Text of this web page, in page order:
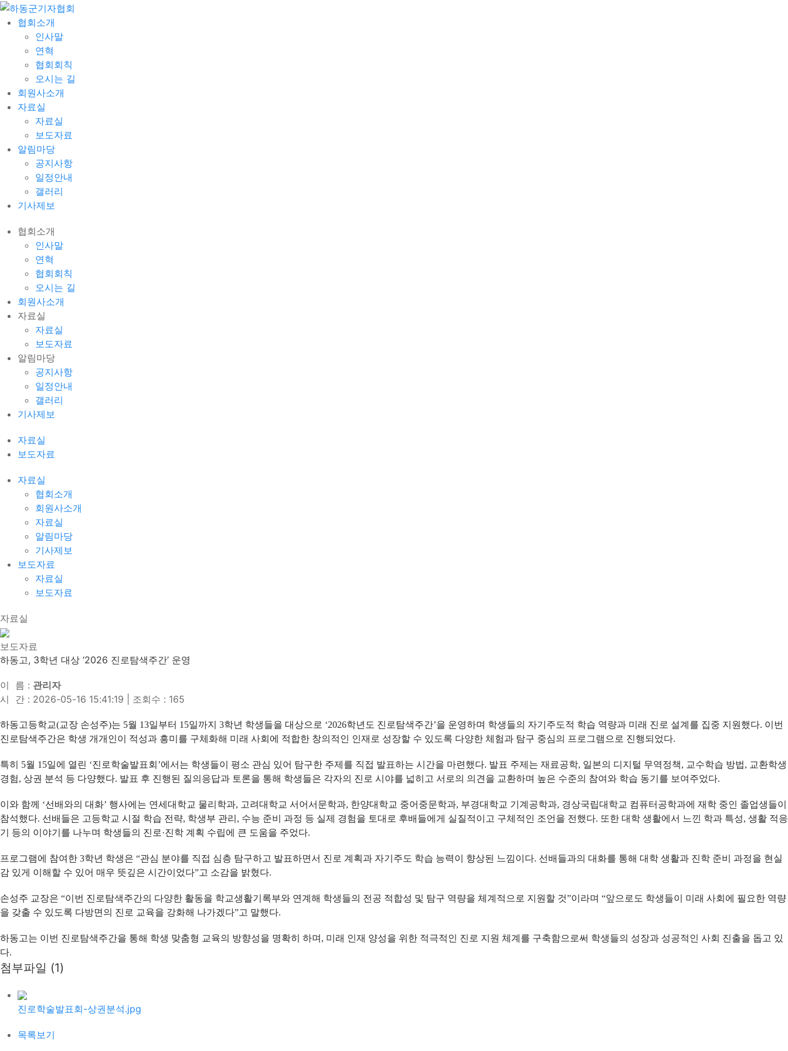
협회소개
인사말
연혁
협회회칙
오시는 길
회원사소개
자료실
자료실
보도자료
알림마당
공지사항
일정안내
갤러리
기사제보
협회소개
인사말
연혁
협회회칙
오시는 길
회원사소개
자료실
자료실
보도자료
알림마당
공지사항
일정안내
갤러리
기사제보
자료실
보도자료
자료실
협회소개
회원사소개
자료실
알림마당
기사제보
보도자료
자료실
보도자료
자료실
보도자료
하동고, 3학년 대상 ‘2026 진로탐색주간’ 운영
이 름 : 관리자
시 간 : 2026-05-16 15:41:19
조회수 : 165
하동고등학교(교장 손성주)는 5월 13일부터 15일까지 3학년 학생들을 대상으로 ‘2026학년도 진로탐색주간’을 운영하며 학생들의 자기주도적 학습 역량과 미래 진로 설계를 집중 지원했다. 이번
진로탐색주간은 학생 개개인이 적성과 흥미를 구체화해 미래 사회에 적합한 창의적인 인재로 성장할 수 있도록 다양한 체험과 탐구 중심의 프로그램으로 진행되었다.
특히 5월 15일에 열린 ‘진로학술발표회’에서는 학생들이 평소 관심 있어 탐구한 주제를 직접 발표하는 시간을 마련했다. 발표 주제는 재료공학, 일본의 디지털 무역정책, 교수학습 방법, 교환학생
경험, 상권 분석 등 다양했다. 발표 후 진행된 질의응답과 토론을 통해 학생들은 각자의 진로 시야를 넓히고 서로의 의견을 교환하며 높은 수준의 참여와 학습 동기를 보여주었다.
이와 함께 ‘선배와의 대화’ 행사에는 연세대학교 물리학과, 고려대학교 서어서문학과, 한양대학교 중어중문학과, 부경대학교 기계공학과, 경상국립대학교 컴퓨터공학과에 재학 중인 졸업생들이
참석했다. 선배들은 고등학교 시절 학습 전략, 학생부 관리, 수능 준비 과정 등 실제 경험을 토대로 후배들에게 실질적이고 구체적인 조언을 전했다. 또한 대학 생활에서 느낀 학과 특성, 생활 적응
기 등의 이야기를 나누며 학생들의 진로·진학 계획 수립에 큰 도움을 주었다.
프로그램에 참여한 3학년 학생은 “관심 분야를 직접 심층 탐구하고 발표하면서 진로 계획과 자기주도 학습 능력이 향상된 느낌이다. 선배들과의 대화를 통해 대학 생활과 진학 준비 과정을 현실
감 있게 이해할 수 있어 매우 뜻깊은 시간이었다”고 소감을 밝혔다.
손성주 교장은 “이번 진로탐색주간의 다양한 활동을 학교생활기록부와 연계해 학생들의 전공 적합성 및 탐구 역량을 체계적으로 지원할 것”이라며 “앞으로도 학생들이 미래 사회에 필요한 역량
을 갖출 수 있도록 다방면의 진로 교육을 강화해 나가겠다”고 말했다.
하동고는 이번 진로탐색주간을 통해 학생 맞춤형 교육의 방향성을 명확히 하며, 미래 인재 양성을 위한 적극적인 진로 지원 체계를 구축함으로써 학생들의 성장과 성공적인 사회 진출을 돕고 있
다.
첨부파일 (1)
진로학술발표회-상권분석.jpg
목록보기